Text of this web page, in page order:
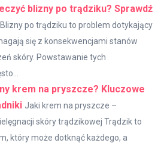
blizny po trądziku? Sprawdź
Blizny po trądziku to problem dotykający
się z konsekwencjami stanów
skóry. Powstawanie tych
krem na pryszcze? Kluczowe
Jaki krem na pryszcze –
skóry trądzikowej Trądzik to
który może dotknąć każdego, a